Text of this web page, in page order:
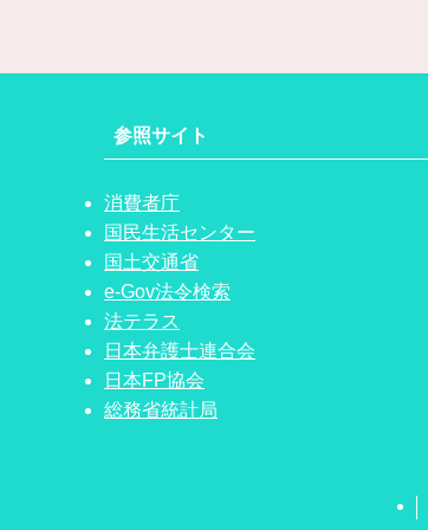
参照サイト
消費者庁
国民生活センター
国土交通省
e-Gov法令検索
法テラス
日本弁護士連合会
日本FP協会
総務省統計局